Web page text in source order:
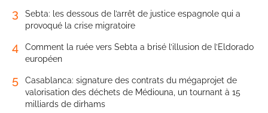
3
Sebta: les dessous de l’arrêt de justice espagnole qui a
provoqué la crise migratoire
4
Comment la ruée vers Sebta a brisé l’illusion de l’Eldorado
européen
5
Casablanca: signature des contrats du mégaprojet de
valorisation des déchets de Médiouna, un tournant à 15
milliards de dirhams